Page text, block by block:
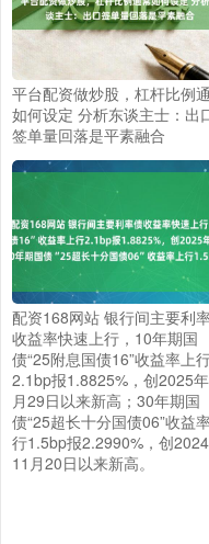
平台配资做炒股，杠杆比例
如何设定 分析东谈主士：出
签单量回落是平素融合
配资168网站 银行间主要利
收益率快速上行，10年期国
债“25附息国债16”收益率上
2.1bp报1.8825%，创2025
月29日以来新高；30年期国
债“25超长十分国债06”收益
行1.5bp报2.2990%，创
11月20日以来新高。